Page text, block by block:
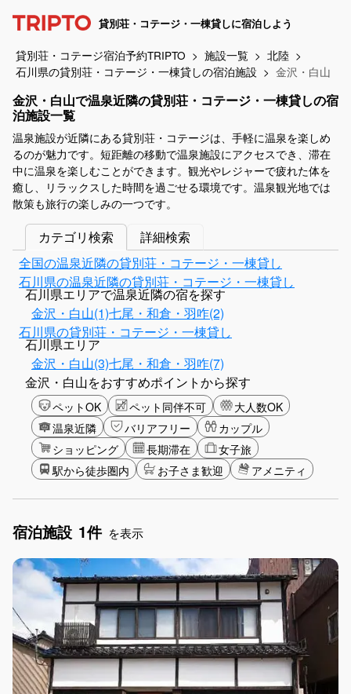
貸別荘・コテージ・一棟貸しに宿泊しよう
貸別荘・コテージ宿泊予約TRIPTO 施設一覧
北陸
石川県の貸別荘・コテージ・一棟貸しの宿泊施設
金沢・白山
金沢・白山で温泉近隣の貸別荘・コテージ・一棟貸しの宿
泊施設一覧
温泉施設が近隣にある貸別荘・コテージは、手軽に温泉を楽しめ
るのが魅力です。短距離の移動で温泉施設にアクセスでき、滞在
中に温泉を楽しむことができます。観光やレジャーで疲れた体を
癒し、リラックスした時間を過ごせる環境です。温泉観光地では
散策も旅行の楽しみの一つです。
カテゴリ検索
詳細検索
全国の温泉近隣の貸別荘・コテージ・一棟貸し
石川県の温泉近隣の貸別荘・コテージ・一棟貸し
石川県エリアで温泉近隣の宿を探す
金沢・白山(1)七尾・和倉・羽咋(2)
石川県の貸別荘・コテージ・一棟貸し
石川県エリア
金沢・白山(3)七尾・和倉・羽咋(7)
金沢・白山をおすすめポイントから探す
ペットOK ペット同伴不可
大人数OK
温泉近隣
バリアフリー
カップル
ショッピング
長期滞在
女子旅
駅から徒歩圏内
お子さま歓迎 アメニティ
宿泊施設 1件 を表示